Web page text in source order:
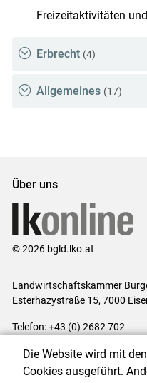
Freizeitaktivitäten
Erbrecht (4)
Allgemeines (17)
Über uns
© 2026 bgld.lko.at
Landwirtschaftskammer
Esterhazystraße 15, 7000
Telefon: +43 (0) 2682 702
Impressum|Kontakt|
Die Website wird mit
Cookies ausgeführt.